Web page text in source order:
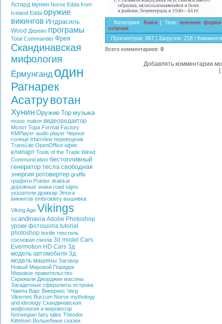
Асгард мунин Norse Edda from
Iceland Edda оружие
викингов Иггдрасиль
Wood Дерево програмы
Total Commander Фрея
Скандинавская
мифология
Ёрмунганд один
Рагнарек
Асатрувотан
Хунин Оружие Тор музыка
music maker видеоредактор
Молот Тора Format Factory
KMPlayer audio player Черное
солнце IrfanView переводчик
TransLite OpenOffice офис
клипарт Tools of the Trade Wired
Communication бестопливный
генератор тесла свободная
энергия ротовертер graffiti
графити Pointer drakkar
дорожные знаки road signs
указатели драккар Эпоха
викингов embroidery вышивка
Viking Age Vikings
scandinavia Adobe Photoshop
уроки фотошопа tutorial
photoshop textile текстиль
сосновая смола 3d model Cars
Evermotion HD Cars 3д
модель автомобиля 3д
модель машины Заговор
Новый Мировой Порядок
Мировое правительство
Скрижали Джорджии масоны
Загадочные сферолиты острова
Чампа Варг Викернес Varg
Vikernes Burzum Norse mythology
and ideology Скандинавская
мифология и мировоззр
Norwegian fairy tales Theodor
Kittelsen Волшебные сказки
Категория: Книги |Теги: военная форма
отличия
Просмотров: 967 | Загрузок: 216 |
Всего комментариев: 0
Добавлять комментарии
[